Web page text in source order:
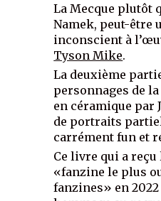
La Mecque plutôt
Namek, peut-être
inconscient à
Tyson Mike.
La deuxième
personnages de
en céramique par
de portraits
carrément fun et
Ce livre qui a reçu
«fanzine le plus
fanzines» en 2022